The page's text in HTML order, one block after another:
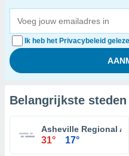
Ik heb het Privacybeleid
Belangrijkste steden
Asheville Regional
31° 17°